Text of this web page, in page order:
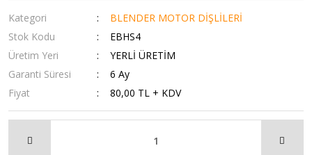
Kategori
BLENDER MOTOR DİŞLİLERİ
Stok Kodu
EBHS4
Üretim Yeri
YERLİ ÜRETİM
Garanti Süresi
6 Ay
Fiyat
80,00 TL + KDV